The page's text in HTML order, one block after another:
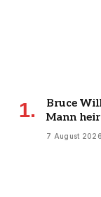
Bruce
Mann
7 August 2026